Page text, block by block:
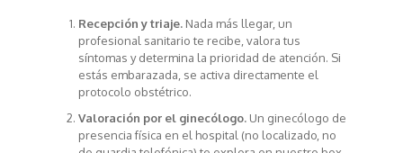
Recepción y triaje.Nada más llegar, un
profesional sanitario te recibe, valora tus
síntomas y determina la prioridad de atención. Si
estás embarazada, se activa directamente el
protocolo obstétrico.
Valoración por el ginecólogo.Un ginecólogo de
presencia física en el hospital (no localizado, no